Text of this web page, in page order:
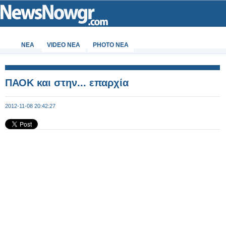
ΝΕΑ VIDEO NEA PHOTO NEA
ΠΑΟΚ και στην... επαρχία
2012-11-08 20:42:27